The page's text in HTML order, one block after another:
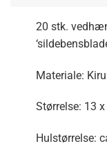
20 stk.
Materiale:
Størrelse: 13
Hulstørrelse: